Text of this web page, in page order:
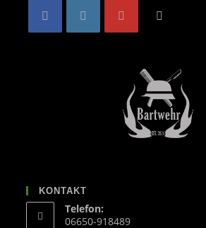
KONTAKT
Telefon:
06650-918489